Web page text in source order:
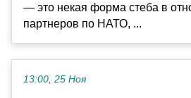
— это некая форма стеба в
партнеров по НАТО, ...
13:00, 25 Ноя